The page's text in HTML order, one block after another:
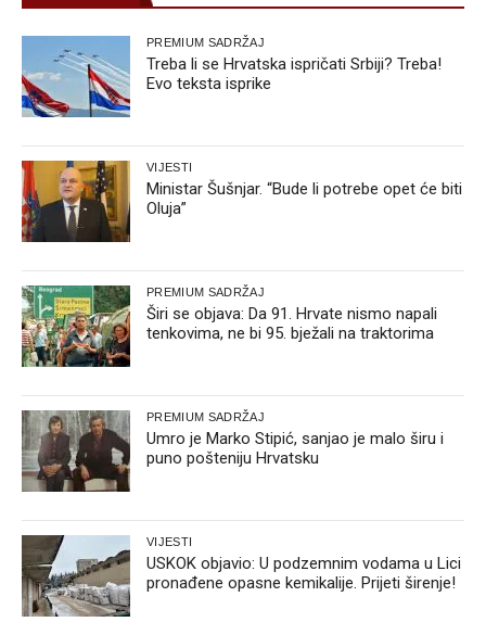
PREMIUM SADRŽAJ
Treba li se Hrvatska ispričati Srbiji? Treba!
Evo teksta isprike
VIJESTI
Ministar Šušnjar. “Bude li potrebe opet će biti
Oluja”
PREMIUM SADRŽAJ
Širi se objava: Da 91. Hrvate nismo napali
tenkovima, ne bi 95. bježali na traktorima
PREMIUM SADRŽAJ
Umro je Marko Stipić, sanjao je malo širu i
puno pošteniju Hrvatsku
VIJESTI
USKOK objavio: U podzemnim vodama u Lici
pronađene opasne kemikalije. Prijeti širenje!